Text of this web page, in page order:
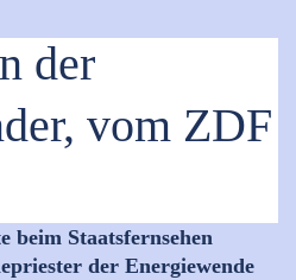
der
vom ZDF
beim Staatsfernsehen
der Energiewende